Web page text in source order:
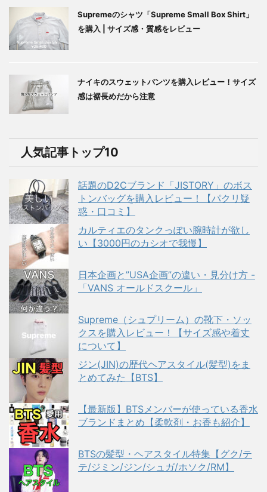
Supremeのシャツ「Supreme Small Box Shirt」
を購入 | サイズ感・質感をレビュー
ナイキのスウェットパンツを購入レビュー！サイズ
感は裾長めだから注意
人気記事トップ10
話題のD2Cブランド「JISTORY」のボス
トンバッグを購入レビュー！【パクリ疑
惑・口コミ】
カルティエのタンクっぽい腕時計が欲し
い【3000円のカシオで我慢】
日本企画と”USA企画”の違い・見分け方 -
「VANS オールドスクール」
Supreme（シュプリーム）の靴下・ソッ
クスを購入レビュー！【サイズ感や着丈
について】
ジン(JIN)の歴代ヘアスタイル(髪型)をま
とめてみた【BTS】
【最新版】BTSメンバーが使っている香水
ブランドまとめ【柔軟剤・お香も紹介】
BTSの髪型・ヘアスタイル特集【グク/テ
テ/ジミン/ジン/シュガ/ホソク/RM】